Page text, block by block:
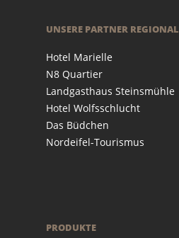
UNSERE PARTNER REGIONAL
Hotel Marielle
N8 Quartier
Landgasthaus Steinsmühle
Hotel Wolfsschlucht
Das Büdchen
Nordeifel-Tourismus
PRODUKTE